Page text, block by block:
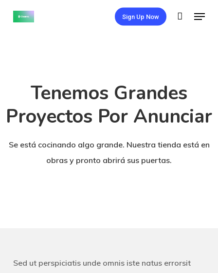
Sign Up Now Menu
Tenemos Grandes
Proyectos Por Anunciar
Se está cocinando algo grande. Nuestra tienda está en
obras y pronto abrirá sus puertas.
Sed ut perspiciatis unde omnis iste natus errorsit